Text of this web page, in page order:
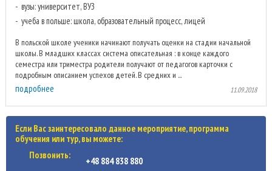
вузы: университет, ВУЗ
учеба в польше: школа, образовательный процесс, лицей
В польской школе ученики начинают получать оценки на стадии начальной
школы. В младших классах система описательная : в конце каждого
семестра или триместра родители получают от педагогов карточки с
подробным описанием успехов детей. В средних и ...
подробнее 11.09.2018
Если Вас заинтересовало данное мероприятие, программа
обучения или тур, вы можете:
Позвонить:
+48 884 838 880